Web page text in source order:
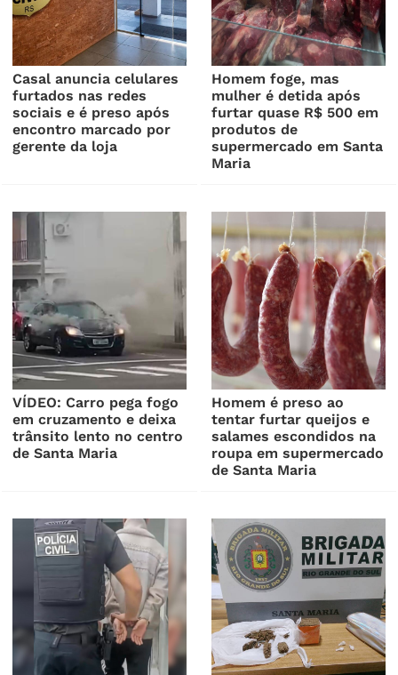
Casal anuncia celulares
furtados nas redes
sociais e é preso após
encontro marcado por
gerente da loja
Homem foge, mas
mulher é detida após
furtar quase R$ 500 em
produtos de
supermercado em Santa
Maria
VÍDEO: Carro pega fogo
em cruzamento e deixa
trânsito lento no centro
de Santa Maria
Homem é preso ao
tentar furtar queijos e
salames escondidos na
roupa em supermercado
de Santa Maria